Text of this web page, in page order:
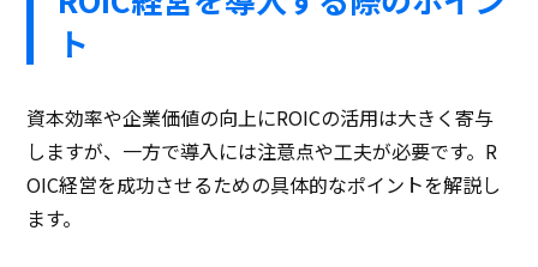
ト
資本効率や企業価値の向上にROICの活用は大きく寄与
しますが、一方で導入には注意点や工夫が必要です。R
OIC経営を成功させるための具体的なポイントを解説し
ます。